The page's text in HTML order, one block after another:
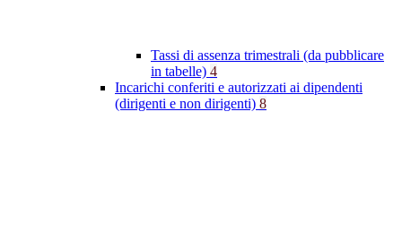
Tassi di assenza trimestrali (da pubblicare
in tabelle) 4
Incarichi conferiti e autorizzati ai dipendenti
(dirigenti e non dirigenti) 8